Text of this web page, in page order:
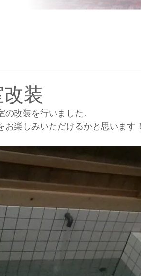
装
改装を行いました。
楽しみいただけるかと思います！